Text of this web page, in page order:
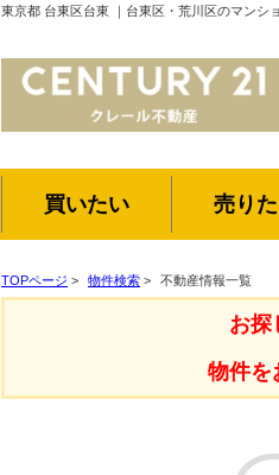
東京都 台東区台東 ｜台東区・荒川区のマンシ
買いたい 売り
TOPページ > 物件検索 > 不動産情報一覧
お探
物件を